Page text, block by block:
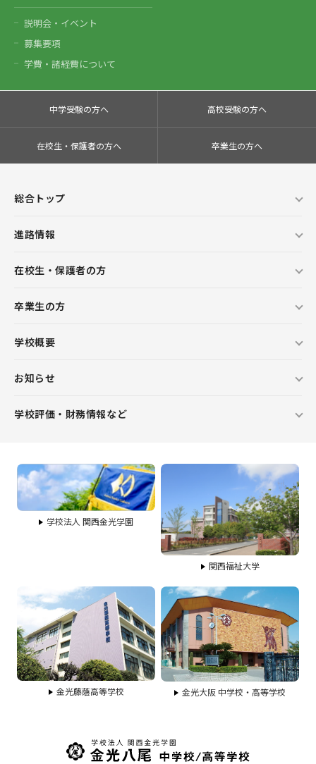
説明会・イベント
募集要項
学費・諸経費について
中学受験の方へ 高校受験の方へ
在校生・保護者の方へ 卒業生の方へ
総合トップ
進路情報
在校生・保護者の方
卒業生の方
学校概要
お知らせ
学校評価・財務情報など
学校法人 関西金光学園
関西福祉大学
金光藤蔭高等学校 金光大阪 中学校・高等学校